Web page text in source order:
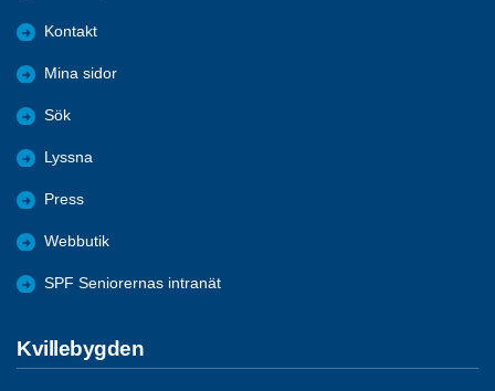
Kontakt
Mina sidor
Sök
Lyssna
Press
Webbutik
SPF Seniorernas intranät
Kvillebygden